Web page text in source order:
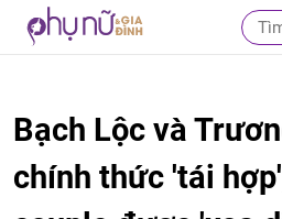
Bạch Lộc và
chính thức 'tái